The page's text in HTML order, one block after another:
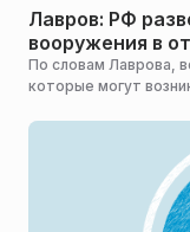
Лавров: РФ
вооружения в
По словам Лаврова,
которые могут